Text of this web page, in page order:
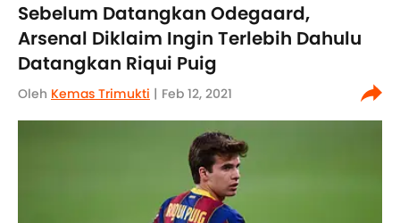
Sebelum Datangkan Odegaard,
Arsenal Diklaim Ingin Terlebih Dahulu
Datangkan Riqui Puig
Oleh Kemas Trimukti | Feb 12, 2021